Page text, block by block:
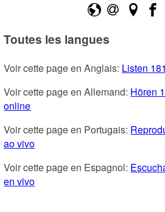
Toutes les langues
Voir cette page en Anglais: Listen
Voir cette page en Allemand: Hören
online
Voir cette page en Portugais:
ao vivo
Voir cette page en Espagnol:
en vivo